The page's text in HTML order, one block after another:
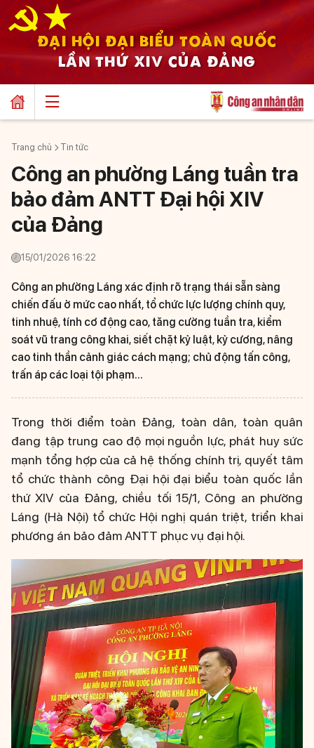
ĐẠI HỘI ĐẠI BIỂU TOÀN QUỐC
LẦN THỨ XIV CỦA ĐẢNG
Trang chủ Tin tức
Công an phường Láng tuần tra
bảo đảm ANTT Đại hội XIV
của Đảng
15/01/2026 16:22
Công an phường Láng xác định rõ trạng thái sẵn sàng
chiến đấu ở mức cao nhất, tổ chức lực lượng chính quy,
tinh nhuệ, tính cơ động cao, tăng cường tuần tra, kiểm
soát vũ trang công khai, siết chặt kỷ luật, kỷ cương, nâng
cao tinh thần cảnh giác cách mạng; chủ động tấn công,
trấn áp các loại tội phạm...
Trong thời điểm toàn Đảng, toàn dân, toàn quân
đang tập trung cao độ mọi nguồn lực, phát huy sức
mạnh tổng hợp của cả hệ thống chính trị, quyết tâm
tổ chức thành công Đại hội đại biểu toàn quốc lần
thứ XIV của Đảng, chiều tối 15/1, Công an phường
Láng (Hà Nội) tổ chức Hội nghị quán triệt, triển khai
phương án bảo đảm ANTT phục vụ đại hội.